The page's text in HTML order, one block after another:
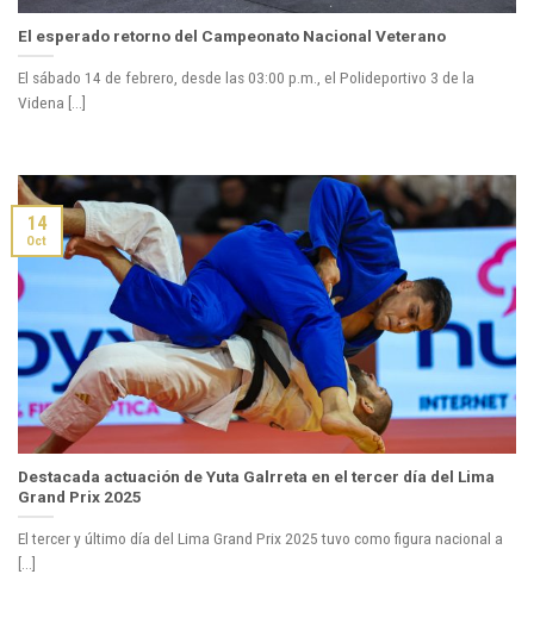
El esperado retorno del Campeonato Nacional Veterano
El sábado 14 de febrero, desde las 03:00 p.m., el Polideportivo 3 de la
Videna [...]
Destacada actuación de Yuta Galrreta en el tercer día del Lima
Grand Prix 2025
El tercer y último día del Lima Grand Prix 2025 tuvo como figura nacional a
[...]
14
Oct